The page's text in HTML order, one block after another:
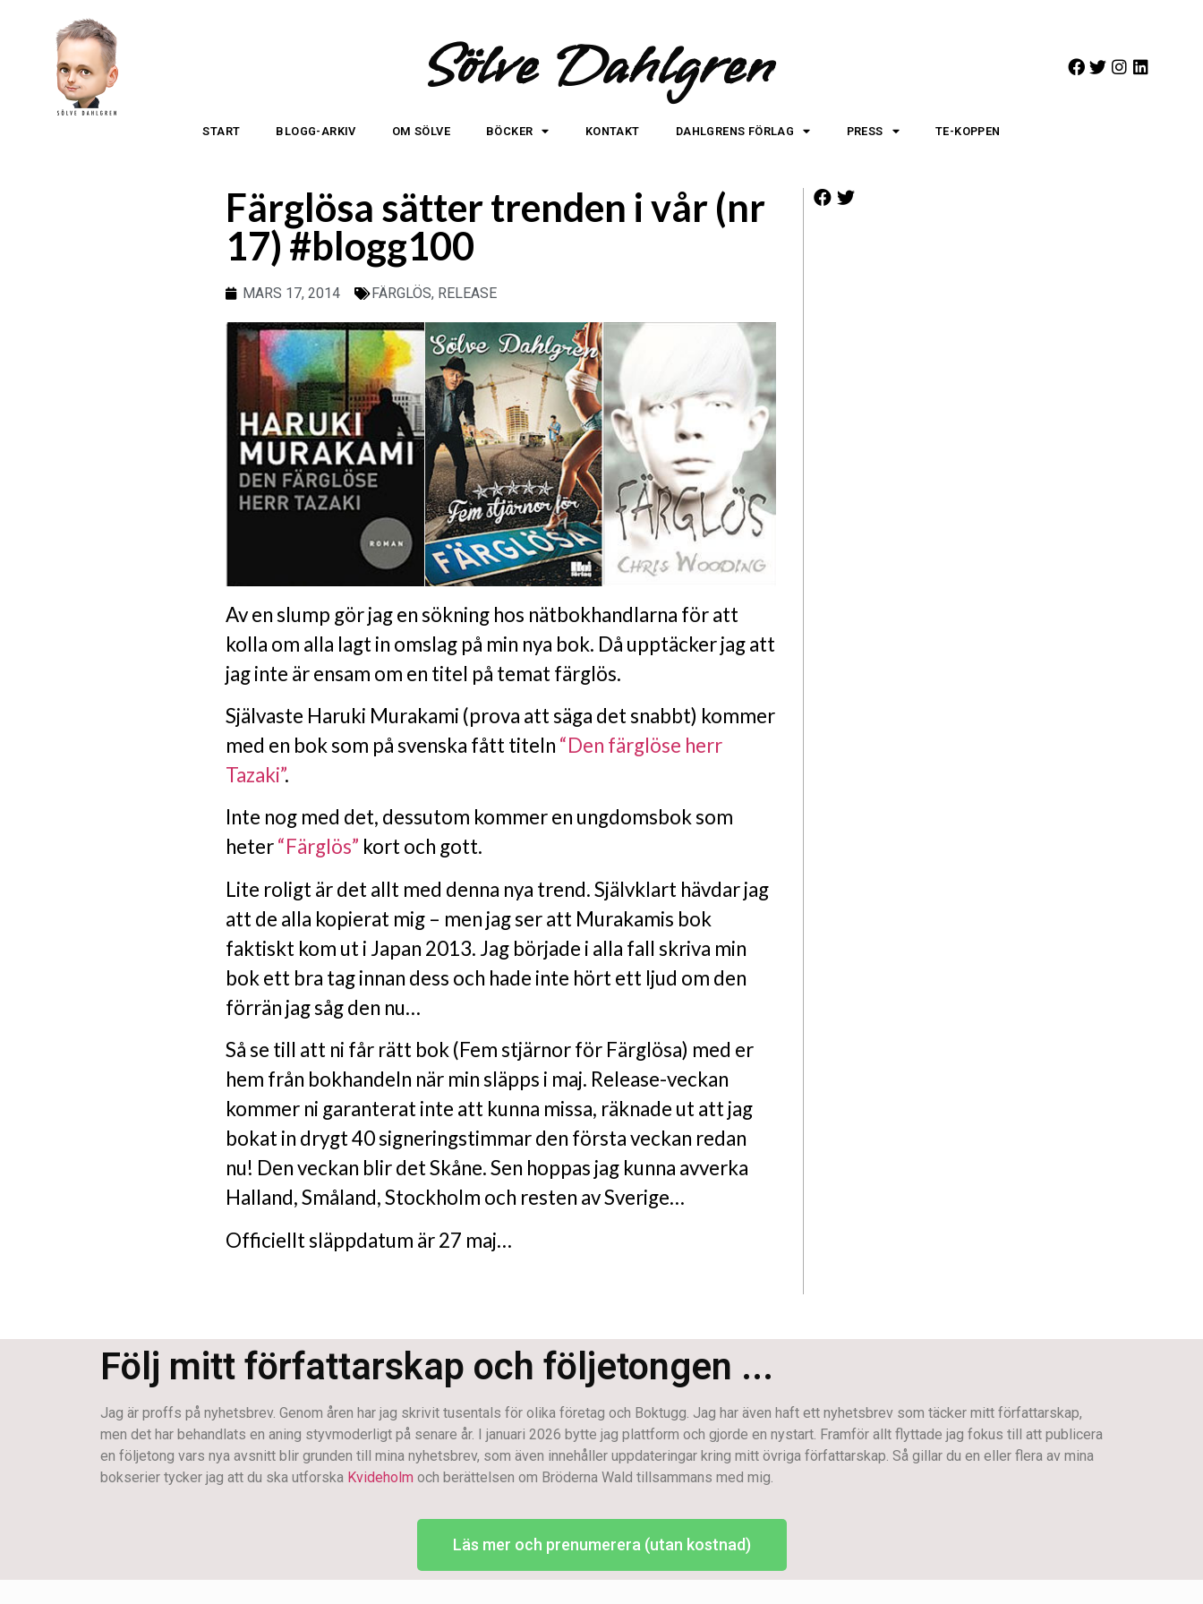
Sölve Dahlgren
START BLOGG-ARKIV OM SÖLVE BÖCKER KONTAKT DAHLGRENS FÖRLAG PRESS TE-KOPPEN
Färglösa sätter trenden i vår (nr
17) #blogg100
MARS 17, 2014 FÄRGLÖS, RELEASE
Av en slump gör jag en sökning hos nätbokhandlarna för att
kolla om alla lagt in omslag på min nya bok. Då upptäcker jag att
jag inte är ensam om en titel på temat färglös.
Självaste Haruki Murakami (prova att säga det snabbt) kommer
med en bok som på svenska fått titeln “Den färglöse herr
Tazaki”.
Inte nog med det, dessutom kommer en ungdomsbok som
heter“Färglös” kort och gott.
Lite roligt är det allt med denna nya trend. Självklart hävdar jag
att de alla kopierat mig – men jag ser att Murakamis bok
faktiskt kom ut i Japan 2013. Jag började i alla fall skriva min
bok ett bra tag innan dess och hade inte hört ett ljud om den
förrän jag såg den nu…
Så se till att ni får rätt bok (Fem stjärnor för Färglösa) med er
hem från bokhandeln när min släpps i maj. Release-veckan
kommer ni garanterat inte att kunna missa, räknade ut att jag
bokat in drygt 40 signeringstimmar den första veckan redan
nu! Den veckan blir det Skåne. Sen hoppas jag kunna avverka
Halland, Småland, Stockholm och resten av Sverige…
Officiellt släppdatum är 27 maj…
Följ mitt författarskap och följetongen ...
Jag är proffs på nyhetsbrev. Genom åren har jag skrivit tusentals för olika företag och Boktugg. Jag har även haft ett nyhetsbrev som täcker mitt författarskap,
men det har behandlats en aning styvmoderligt på senare år. I januari 2026 bytte jag plattform och gjorde en nystart. Framför allt flyttade jag fokus till att publicera
en följetong vars nya avsnitt blir grunden till mina nyhetsbrev, som även innehåller uppdateringar kring mitt övriga författarskap. Så gillar du en eller flera av mina
bokserier tycker jag att du ska utforska Kvideholm och berättelsen om Bröderna Wald tillsammans med mig.
Läs mer och prenumerera (utan kostnad)